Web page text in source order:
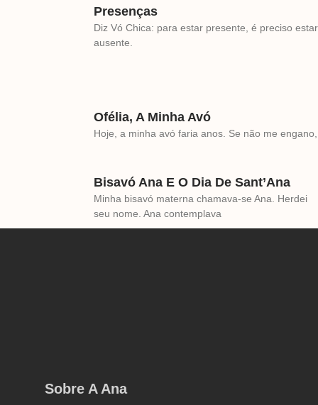
Presenças
Diz Vó Chica: para estar presente, é preciso estar
ausente.
Ofélia, A Minha Avó
Hoje, a minha avó faria anos. Se não me engano,
Bisavó Ana E O Dia De Sant’Ana
Minha bisavó materna chamava-se Ana. Herdei
seu nome. Ana contemplava
Sobre A Ana